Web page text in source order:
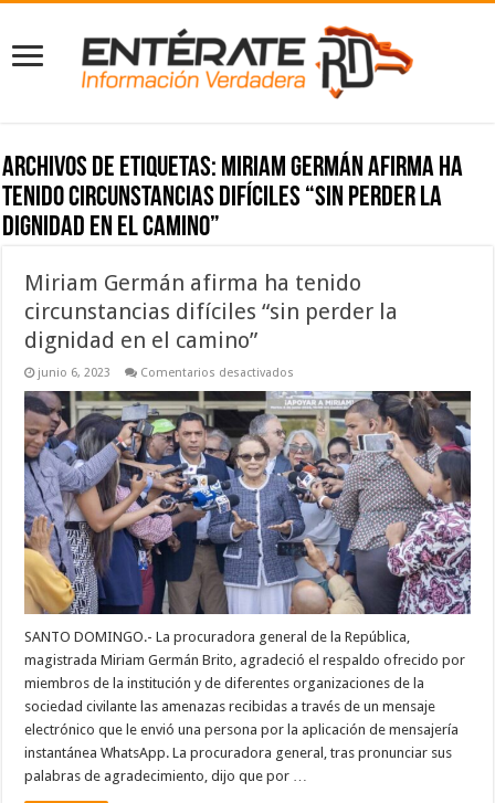
Archivos de etiquetas: Miriam Germán afirma ha
tenido circunstancias difíciles “sin perder la
dignidad en el camino”
Miriam Germán afirma ha tenido
circunstancias difíciles “sin perder la
dignidad en el camino”
junio 6, 2023 Comentarios desactivados
Germán
afirma
ha
tenido
circunstancias
difíciles
“sin
perder
la
dignidad
en
el
camino”
SANTO DOMINGO.- La procuradora general de la República,
magistrada Miriam Germán Brito, agradeció el respaldo ofrecido por
miembros de la institución y de diferentes organizaciones de la
sociedad civilante las amenazas recibidas a través de un mensaje
electrónico que le envió una persona por la aplicación de mensajería
instantánea WhatsApp. La procuradora general, tras pronunciar sus
palabras de agradecimiento, dijo que por …